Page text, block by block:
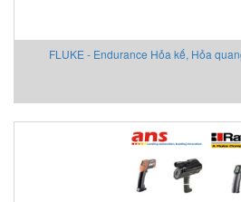
FLUKE - Endurance Hỏa kế, Hỏa